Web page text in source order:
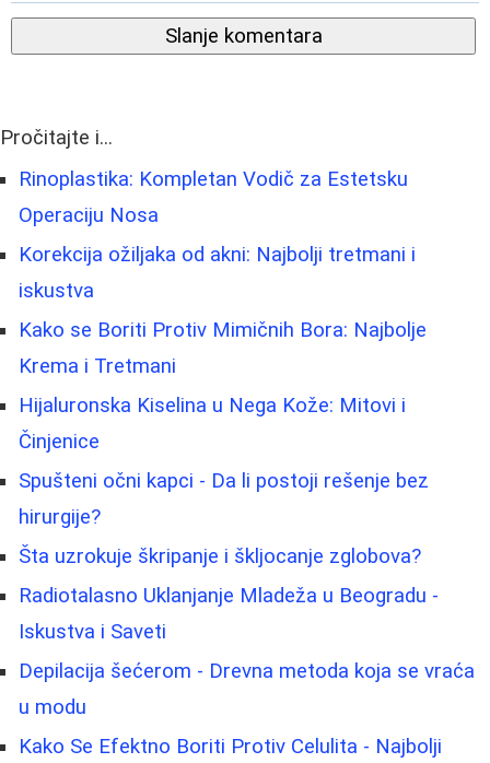
Slanje komentara
Pročitajte i...
Rinoplastika: Kompletan Vodič za Estetsku
Operaciju Nosa
Korekcija ožiljaka od akni: Najbolji tretmani i
iskustva
Kako se Boriti Protiv Mimičnih Bora: Najbolje
Krema i Tretmani
Hijaluronska Kiselina u Nega Kože: Mitovi i
Činjenice
Spušteni očni kapci - Da li postoji rešenje bez
hirurgije?
Šta uzrokuje škripanje i škljocanje zglobova?
Radiotalasno Uklanjanje Mladeža u Beogradu -
Iskustva i Saveti
Depilacija šećerom - Drevna metoda koja se vraća
u modu
Kako Se Efektno Boriti Protiv Celulita - Najbolji